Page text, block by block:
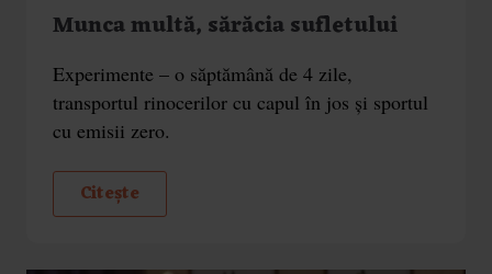
Munca multă, sărăcia sufletului
Experimente – o săptămână de 4 zile,
transportul rinocerilor cu capul în jos și sportul
cu emisii zero.
Citește